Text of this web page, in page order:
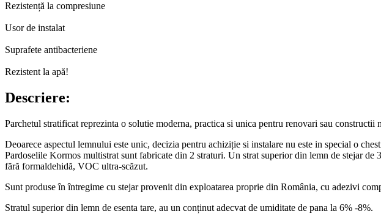
Rezistență la compresiune
Usor de instalat
Suprafete antibacteriene
Rezistent la apă!
Descriere:
Parchetul stratificat reprezinta o solutie moderna, practica si unica pentru renovari sau
Deoarece aspectul lemnului este unic, decizia pentru achiziție si instalare nu este in special o
Pardoselile Kormos multistrat sunt fabricate din 2 straturi. Un strat superior din lemn de stejar
fără formaldehidă, VOC ultra-scăzut.
Sunt produse în întregime cu stejar provenit din exploatarea proprie din România, cu adezivi
Stratul superior din lemn de esenta tare, au un conținut adecvat de umiditate de pana la 6% -8%.